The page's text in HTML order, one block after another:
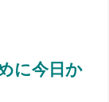
に今日か